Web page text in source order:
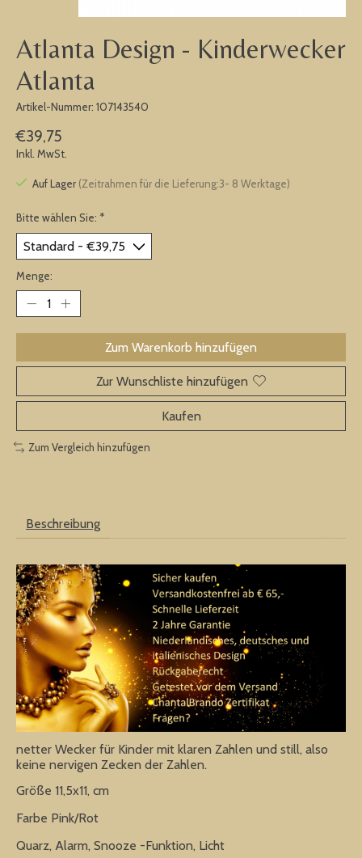
Atlanta Design - Kinderwecker
Atlanta
Artikel-Nummer: 107143540
€39,75
Inkl. MwSt.
Auf Lager (Zeitrahmen für die Lieferung:3- 8 Werktage)
Bitte wählen Sie: *
Menge:
Zum Warenkorb hinzufügen
Zur Wunschliste hinzufügen
Kaufen
Zum Vergleich hinzufügen
Beschreibung
netter Wecker für Kinder mit klaren Zahlen und still, also
keine nervigen Zecken der Zahlen.
Größe 11,5x11, cm
Farbe Pink/Rot
Quarz, Alarm, Snooze -Funktion, Licht